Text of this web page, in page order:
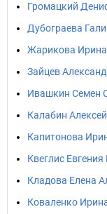
Громацкий
Дубограева
Жарикова
Зайцев
Ивашкин Семен
Калабин
Капитонова
Квеглис
Кладова Елена
Коваленко